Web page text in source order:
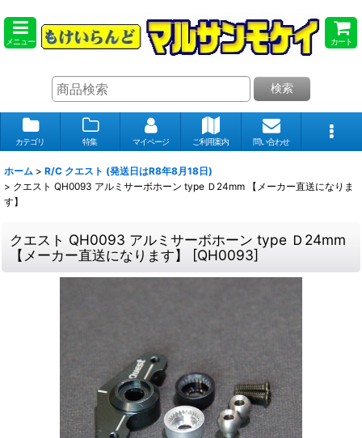
メニュー カート
検索
カテゴリ 特集 マイページ ご利用案内 問い合わせ
ホーム > R/C クエスト (発送日はR8年8月18日)
> クエスト QH0093 アルミサーボホーン type Ｄ24mm 【メーカー直送になりま
す】
クエスト QH0093 アルミサーボホーン type Ｄ24mm
【メーカー直送になります】 [QH0093]